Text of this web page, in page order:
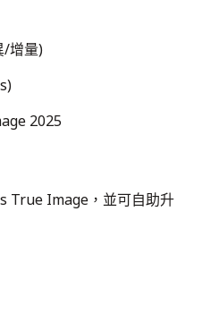
/增量)
2025
True Image，並可自助升